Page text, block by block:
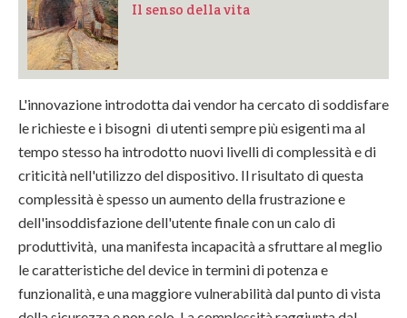
Il senso della vita
L'innovazione introdotta dai vendor ha cercato di soddisfare
le richieste e i bisogni di utenti sempre più esigenti ma al
tempo stesso ha introdotto nuovi livelli di complessità e di
criticità nell'utilizzo del dispositivo. Il risultato di questa
complessità è spesso un aumento della frustrazione e
dell'insoddisfazione dell'utente finale con un calo di
produttività, una manifesta incapacità a sfruttare al meglio
le caratteristiche del device in termini di potenza e
funzionalità, e una maggiore vulnerabilità dal punto di vista